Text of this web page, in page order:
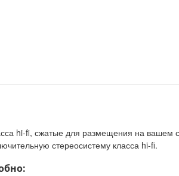
hi-fi, сжатые для размещения на вашем
стереосистему класса hi-fi.